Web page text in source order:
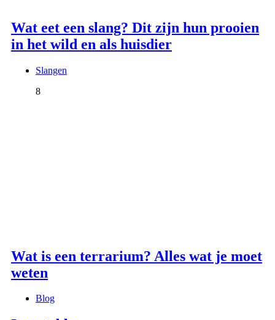
Wat eet een slang? Dit zijn hun prooien
in het wild en als huisdier
Slangen
8
Wat is een terrarium? Alles wat je moet
weten
Blog